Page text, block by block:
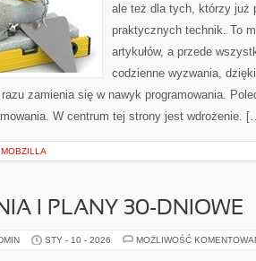
ale też dla tych, którzy już
praktycznych technik. To
artykułów, a przede
codzienne wyzwania,
zamienia się w nawyk programowania.
W centrum tej strony jest wdrożenie.
MOBZILLA
I PLANY 30-DNIOWE
STY - 10 - 2026 MOŻLIWOŚĆ